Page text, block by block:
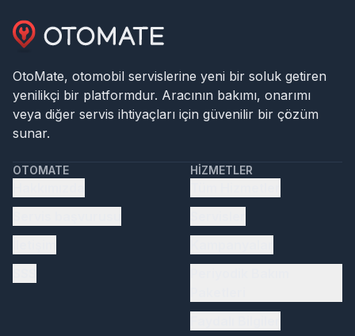
OtoMate, otomobil servislerine yeni bir soluk getiren
yenilikçi bir platformdur. Aracının bakımı, onarımı
veya diğer servis ihtiyaçları için güvenilir bir çözüm
sunar.
OTOMATE HIZMETLER